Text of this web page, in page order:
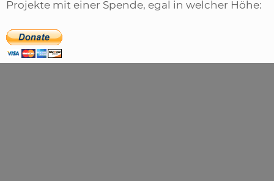
Projekte mit einer Spende, egal in welcher Höhe: